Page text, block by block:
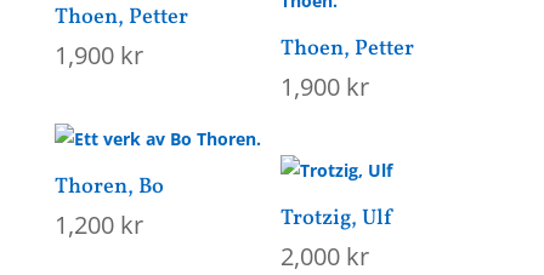
Thoen, Petter
1,900 kr Thoen, Petter
1,900 kr
Thoren, Bo
1,200 kr Trotzig, Ulf
2,000 kr